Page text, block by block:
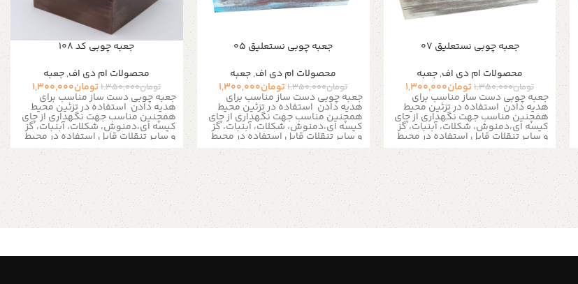
جعبه چوبی نستعلیق 07
محصولات ام دی اف,جعبه
تومان1,350,000تومان1,300,000
جعبه چوبی دست ساز مناسب برای
هدیه دادن استفاده در تزئین محیط
همچنین مناسب جهت نگهداری از چای
کیسه ای،دمنوش، شکلات، آبنبات، گز
و سایر تنقلاتقابل استفاده در محیط
منزل، ادارات ، کافی شاپ ها و مناسب
برای نظم دادن به زیور آلات و لوازم ریز
است
به دلیل سایز بزرگ تمامی سینی
ها و جعبه ها فقط به صورت پس
کرایه و از طریق تیپاکس ارسال می
شود
های رسمی و کاری نیز بسیار کاربرد دارد
جعبه چوبی نستعلیق 05
محصولات ام دی اف,جعبه
تومان1,350,000تومان1,300,000
جعبه چوبی دست ساز مناسب برای
هدیه دادن استفاده در تزئین محیط
همچنین مناسب جهت نگهداری از چای
کیسه ای،دمنوش، شکلات، آبنبات، گز
و سایر تنقلات قابل استفاده در محیط
منزل، ادارات ، کافی شاپ ها و مناسب
برای نظم دادن به زیور آلات و لوازم ریز
است
به دلیل سایز بزرگ تمامی سینی
ها و جعبه ها فقط به صورت پس
کرایه و از طریق تیپاکس ارسال می
شود
های رسمی و کاری نیز بسیار کاربرد دارد
جعبه چوبی کد 108
محصولات ام دی اف,جعبه
تومان1,350,000تومان1,300,000
جعبه چوبی دست ساز مناسب برای
هدیه دادن استفاده در تزئین محیط
همچنین مناسب جهت نگهداری از چای
کیسه ای،دمنوش، شکلات، آبنبات، گز
و سایر تنقلات قابل استفاده در محیط
منزل، ادارات ، کافی شاپ ها و مناسب
برای نظم دادن به زیور آلات و لوازم ریز
است
به دلیل سایز بزرگ تمامی سینی
ها و جعبه ها فقط به صورت پس
کرایه و از طریق تیپاکس ارسال می
شود
های رسمی و کاری نیز بسیار کاربرد دارد